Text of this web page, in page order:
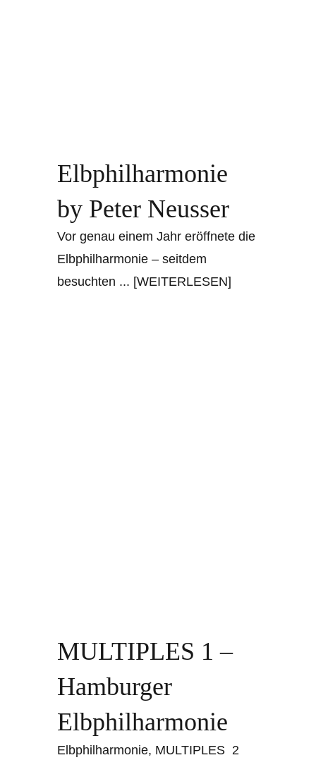
Elbphilharmonie
by Peter Neusser
Vor genau einem Jahr eröffnete die
Elbphilharmonie – seitdem
besuchten ... [WEITERLESEN]
MULTIPLES 1 –
Hamburger
Elbphilharmonie
Elbphilharmonie, MULTIPLES 2